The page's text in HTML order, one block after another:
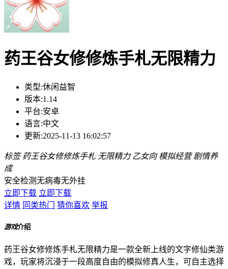
药王谷女修修炼手札无限精力
类型:休闲益智
版本:1.14
平台:安卓
语言:中文
更新:2025-11-13 16:02:57
标签 药王谷女修修炼手札 无限精力 乙女向 模拟经营 剧情养
成
安全检测无病毒无外挂
立即下载 立即下载
详情 同类热门 猜你喜欢 举报
游戏介绍
药王谷女修修炼手札无限精力是一款全新上线的文字修仙类游
戏，玩家将沉浸于一段高度自由的模拟修真人生，可自主选择